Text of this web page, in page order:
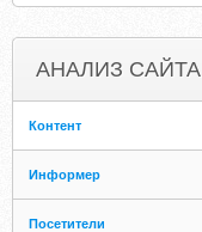
АНАЛИЗ САЙТА
Контент
Информер
Посетители